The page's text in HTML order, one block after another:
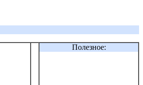
Полезное: